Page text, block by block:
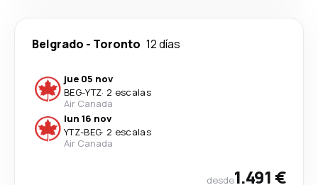
Belgrado - Toronto 12 días
jue 05 nov
BEG-YTZ· 2 escalas
Air Canada
lun 16 nov
YTZ-BEG· 2 escalas
Air Canada
desde1.491 €